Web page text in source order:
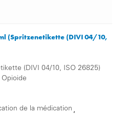
(Spritzenetikette (DIVI 04/10,
(DIVI 04/10, ISO 26825)
de la médication ,